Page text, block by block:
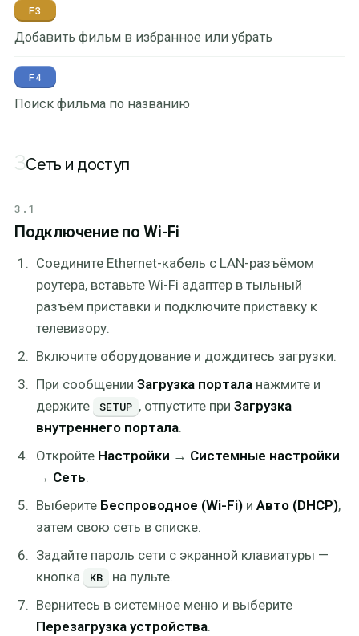
F3
Добавить фильм в избранное или убрать
F4
Поиск фильма по названию
3Сеть и доступ
3.1
Подключение по Wi-Fi
Соедините Ethernet-кабель с LAN-разъёмом
роутера, вставьте Wi-Fi адаптер в тыльный
разъём приставки и подключите приставку к
телевизору.
Включите оборудование и дождитесь загрузки.
При сообщении Загрузка порталанажмите и
держите
SETUP , отпустите при Загрузка
внутреннего портала.
Откройте Настройки → Системные настройки
→ Сеть.
Выберите Беспроводное (Wi-Fi)и Авто (DHCP),
затем свою сеть в списке.
Задайте пароль сети с экранной клавиатуры —
кнопка
KB
на пульте.
Вернитесь в системное меню и выберите
Перезагрузка устройства.